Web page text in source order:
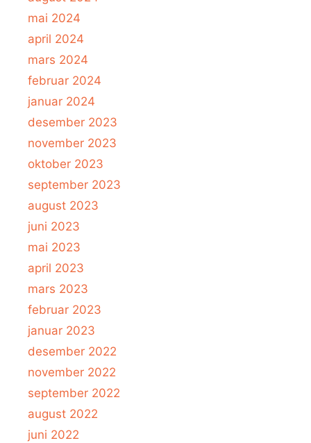
mai 2024
april 2024
mars 2024
februar 2024
januar 2024
desember 2023
november 2023
oktober 2023
september 2023
august 2023
juni 2023
mai 2023
april 2023
mars 2023
februar 2023
januar 2023
desember 2022
november 2022
september 2022
august 2022
juni 2022